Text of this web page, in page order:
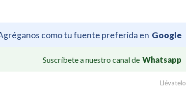
como tu fuente preferida en Google
Suscríbete a nuestro canal de Whatsapp